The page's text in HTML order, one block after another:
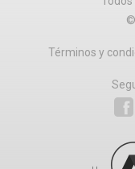
©
Términos y